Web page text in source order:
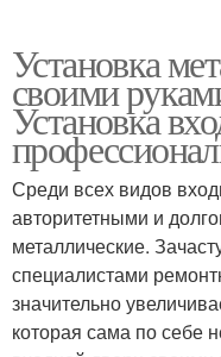
Установка
своими
Установка
Среди всех видов
авторитетными и
металлические.
специалистами
значительно
которая сама по себе